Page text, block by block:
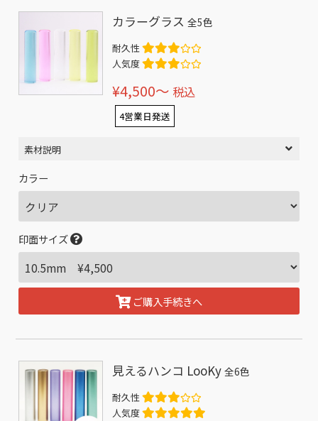
カラーグラス全5色
耐久性
人気度
¥4,500〜 税込
4営業日発送
素材説明
カラー
印面サイズ
ご購入手続きへ
見えるハンコ LooKy全6色
耐久性
人気度